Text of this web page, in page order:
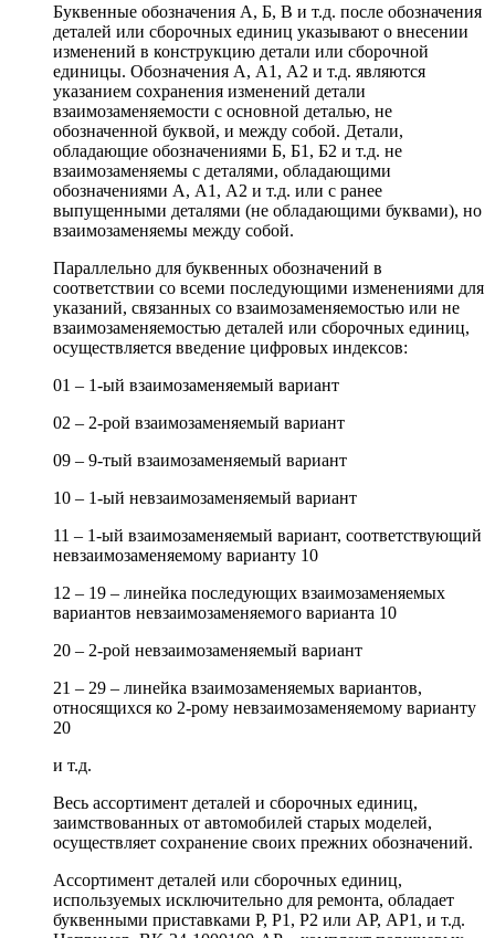
Буквенные обозначения А, Б, В и т.д. после обозначения
деталей или сборочных единиц указывают о внесении
изменений в конструкцию детали или сборочной
единицы. Обозначения А, А1, А2 и т.д. являются
указанием сохранения изменений детали
взаимозаменяемости с основной деталью, не
обозначенной буквой, и между собой. Детали,
обладающие обозначениями Б, Б1, Б2 и т.д. не
взаимозаменяемы с деталями, обладающими
обозначениями А, А1, А2 и т.д. или с ранее
выпущенными деталями (не обладающими буквами), но
взаимозаменяемы между собой.
Параллельно для буквенных обозначений в
соответствии со всеми последующими изменениями для
указаний, связанных со взаимозаменяемостью или не
взаимозаменяемостью деталей или сборочных единиц,
осуществляется введение цифровых индексов:
01 – 1-ый взаимозаменяемый вариант
02 – 2-рой взаимозаменяемый вариант
09 – 9-тый взаимозаменяемый вариант
10 – 1-ый невзаимозаменяемый вариант
11 – 1-ый взаимозаменяемый вариант, соответствующий
невзаимозаменяемому варианту 10
12 – 19 – линейка последующих взаимозаменяемых
вариантов невзаимозаменяемого варианта 10
20 – 2-рой невзаимозаменяемый вариант
21 – 29 – линейка взаимозаменяемых вариантов,
относящихся ко 2-рому невзаимозаменяемому варианту
20
и т.д.
Весь ассортимент деталей и сборочных единиц,
заимствованных от автомобилей старых моделей,
осуществляет сохранение своих прежних обозначений.
Ассортимент деталей или сборочных единиц,
используемых исключительно для ремонта, обладает
буквенными приставками Р, Р1, Р2 или АР, АР1, и т.д.